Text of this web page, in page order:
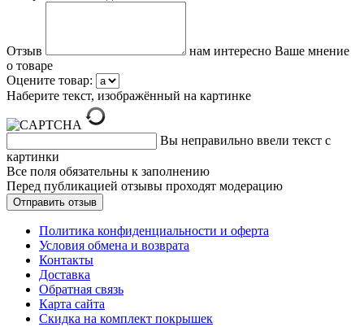
Отзыв
нам интересно Ваше мнение
о товаре
Оцените товар:
Наберите текст, изображённый на картинке
Вы неправильно ввели текст с
картинки
Все поля обязательны к заполнению
Перед публикацией отзывы проходят модерацию
Политика конфиденциальности и оферта
Условия обмена и возврата
Контакты
Доставка
Обратная связь
Карта сайта
Скидка на комплект покрышек